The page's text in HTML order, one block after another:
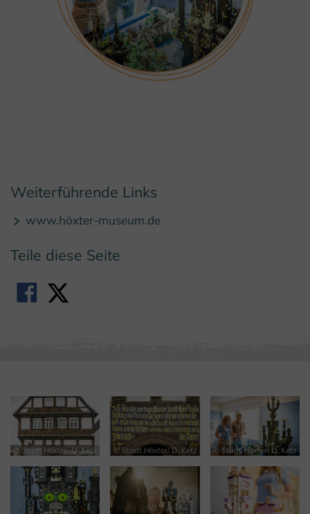
Weiterführende Links
www.höxter-museum.de
Teile diese Seite
© Stadt Höxter, D. Ketz © Stadt Höxter/ D. Ketz © Stadt Höxter/ D. Ketz